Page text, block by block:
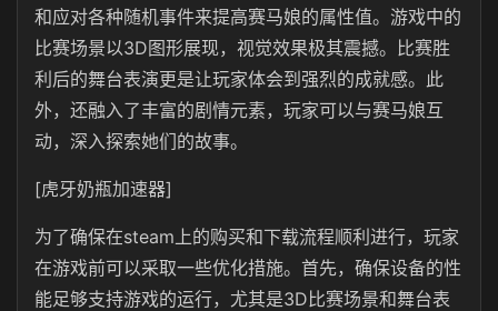
和应对各种随机事件来提高赛马娘的属性值。游戏中的
比赛场景以3D图形展现，视觉效果极其震撼。比赛胜
利后的舞台表演更是让玩家体会到强烈的成就感。此
外，还融入了丰富的剧情元素，玩家可以与赛马娘互
动，深入探索她们的故事。
[虎牙奶瓶加速器]
为了确保在steam上的购买和下载流程顺利进行，玩家
在游戏前可以采取一些优化措施。首先，确保设备的性
能足够支持游戏的运行，尤其是3D比赛场景和舞台表